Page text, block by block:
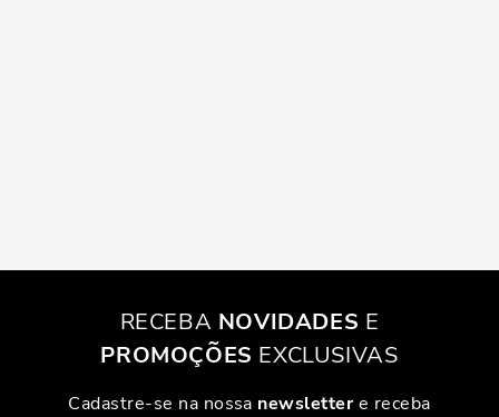
RECEBA NOVIDADES E
PROMOÇÕES EXCLUSIVAS
Cadastre-se na nossa newslettere receba